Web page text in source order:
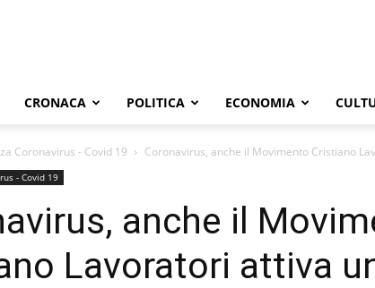
CRONACA POLITICA ECONOMIA
Coronavirus - Covid 19 Coronavirus, anche il Movimento Cristiano
- Covid 19
anche il
Lavoratori attiva